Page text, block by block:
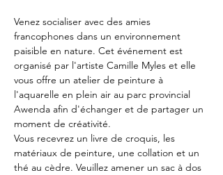
Venez socialiser avec des amies
francophones dans un environnement
paisible en nature. Cet événement est
organisé par l'artiste Camille Myles et elle
vous offre un atelier de peinture à
l'aquarelle en plein air au parc provincial
Awenda afin d'échanger et de partager un
moment de créativité.
Vous recevrez un livre de croquis, les
matériaux de peinture, une collation et un
thé au cèdre. Veuillez amener un sac à dos